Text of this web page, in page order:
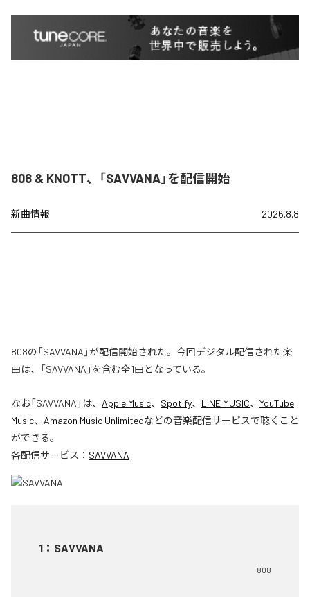
808 & KNOTT、「SAVVANA」を配信開始
新曲情報 2026.8.8
808の「SAVVANA」が配信開始された。今回デジタル配信された楽
曲は、「SAVVANA」を含む全1曲となっている。
なお「SAVVANA 」は、 Apple Music、 Spotify、 LINE MUSIC、 YouTube
Music、 Amazon Music Unlimitedなどの音楽配信サービスで聴くこと
ができる。
各配信サービス： SAVVANA
1 ： SAVVANA
808